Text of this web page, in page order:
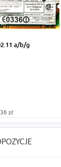
a/b/g
zł